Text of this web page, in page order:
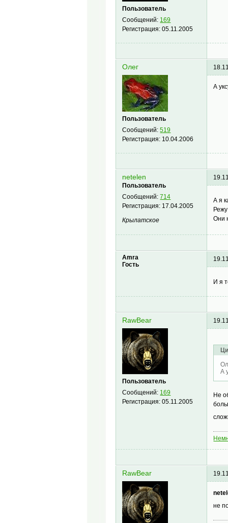
Пользователь
Сообщений: 169
Регистрация:05.11.2005
Олег
Пользователь
Сообщений:519
Регистрация: 10.04.2006
А
netelen
Пользователь
Сообщений:714
Регистрация: 17.04.2005
Крылатское
А я
Они
Amra
Гость
И я
RawBear
Пользователь
Сообщений: 169
Регистрация:05.11.2005
А
Не
RawBear
не